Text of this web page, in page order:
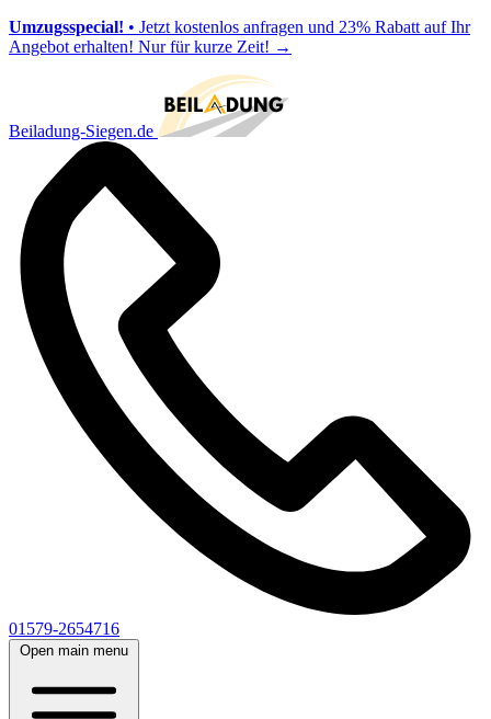
Umzugsspecial! • Jetzt kostenlos anfragen und 23% Rabatt auf Ihr
Angebot erhalten! Nur für kurze Zeit! →
Beiladung-Siegen.de
01579-2654716
Open main menu